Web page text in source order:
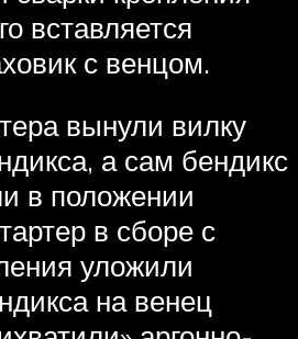
вставляется
с венцом.
вынули вилку
а сам бендикс
в положении
в сборе с
уложили
на венец